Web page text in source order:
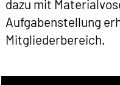
dazu mit
Aufgabenstellung
Mitgliederbereich.